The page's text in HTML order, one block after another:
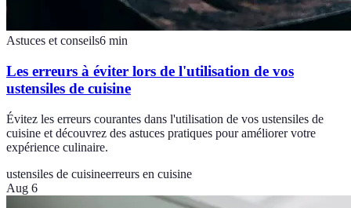
Astuces et conseils6 min
Les erreurs à éviter lors de l'utilisation de vos
ustensiles de cuisine
Évitez les erreurs courantes dans l'utilisation de vos ustensiles de
cuisine et découvrez des astuces pratiques pour améliorer votre
expérience culinaire.
ustensiles de cuisineerreurs en cuisine
Aug 6